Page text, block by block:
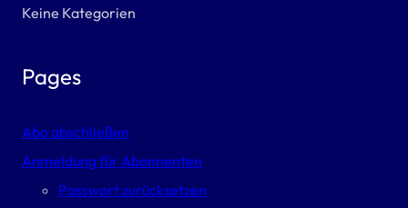
Keine Kategorien
Pages
Abo abschließen
Anmeldung für Abonnenten
Passwort zurücksetzen